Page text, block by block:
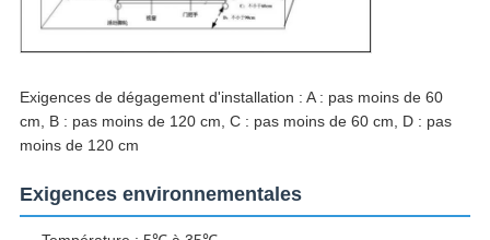
Exigences de dégagement d'installation : A : pas moins de 60
cm, B : pas moins de 120 cm, C : pas moins de 60 cm, D : pas
moins de 120 cm
Exigences environnementales